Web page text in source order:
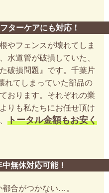
ターケアにも対応！
やフェンスが壊れてしま
水道管が破損していた、
破損問題』です。千葉片
れてしまっていた部品の
おります。それぞれの業
りも私たちにお任せ頂け
トータル金額もお安く
無休対応可能！
合がつかない…。